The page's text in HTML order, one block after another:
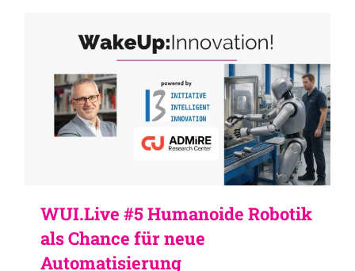
WUI.Live #5 Humanoide Robotik
als Chance für neue
Automatisierung